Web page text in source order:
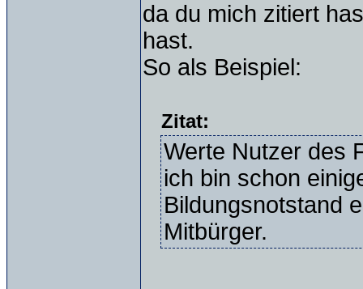
da du mich zitiert
hast.
So als Beispiel:
Zitat:
Werte Nutzer des
ich bin schon
Bildungsnotstand
Mitbürger.